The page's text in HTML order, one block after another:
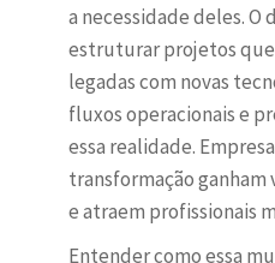
a necessidade deles. O
estruturar projetos
legadas com novas
fluxos operacionais e
essa realidade.
transformação
e atraem profissionais
Entender como essa